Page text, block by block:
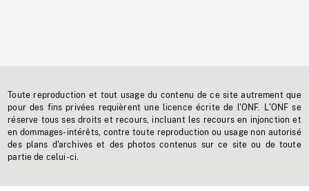
Toute reproduction et tout usage du contenu de ce site autrement que
pour des fins privées requièrent une licence écrite de l'ONF. L'ONF se
réserve tous ses droits et recours, incluant les recours en injonction et
en dommages-intérêts, contre toute reproduction ou usage non autorisé
des plans d'archives et des photos contenus sur ce site ou de toute
partie de celui-ci.